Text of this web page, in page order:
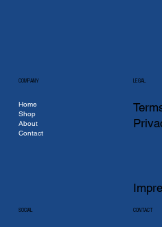
COMPANY
Home
Shop
About
Contact
LEGAL
SOCIAL CONTACT